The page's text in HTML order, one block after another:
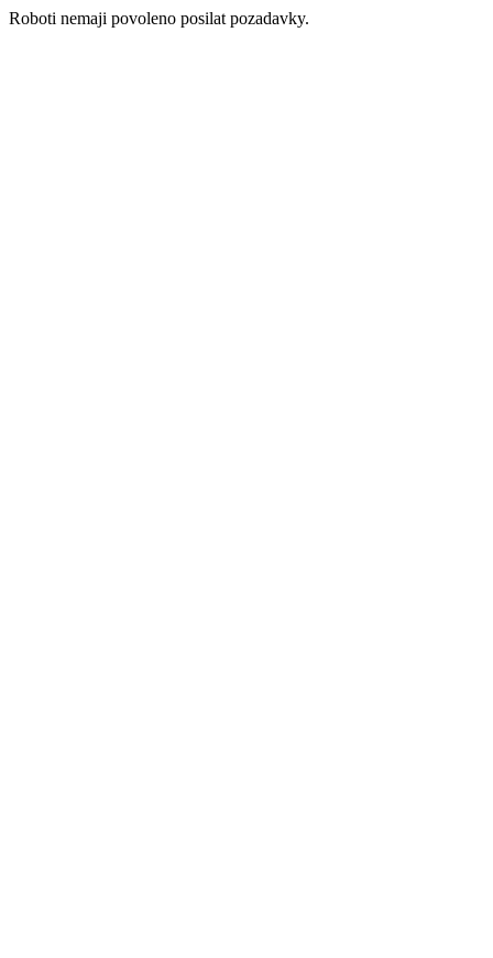
Roboti nemaji povoleno posilat pozadavky.